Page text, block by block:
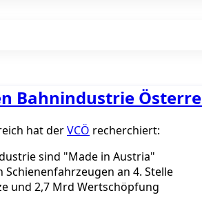
Bahnindustrie
hat derVCÖ recherchiert:
sind "Made in Austria"
an 4. Stelle
und 2,7 Mrd Wertschöpfung